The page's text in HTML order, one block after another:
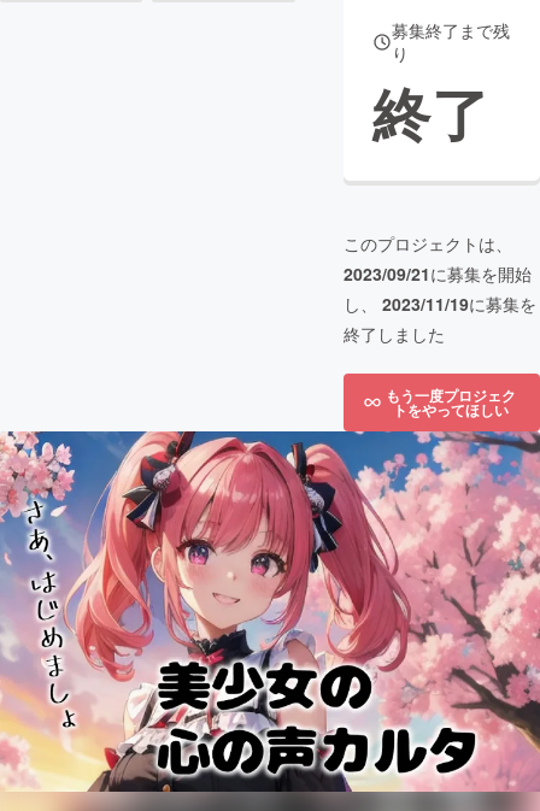
募集終了まで残
り
終了
このプロジェクトは、
2023/09/21に募集を開始
し、 2023/11/19に募集を
終了しました
もう一度プロジェク
トをやってほしい